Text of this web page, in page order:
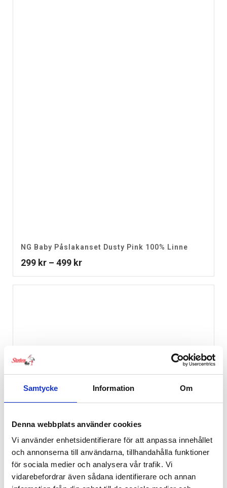
Samtycke Information Om
Denna webbplats använder cookies
Vi använder enhetsidentifierare för att anpassa innehållet
och annonserna till användarna, tillhandahålla funktioner
för sociala medier och analysera vår trafik. Vi
vidarebefordrar även sådana identifierare och annan
NG Baby Påslakanset Dusty Pink 100% Linne
299 kr – 499 krPrisintervall:
299 kr
till